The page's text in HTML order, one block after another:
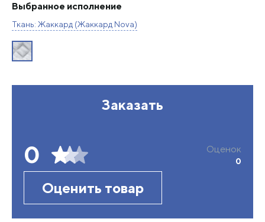
Выбранное исполнение
Ткань: Жаккард (Жаккард Nova)
Заказать
0 Оценок
0
Оценить товар